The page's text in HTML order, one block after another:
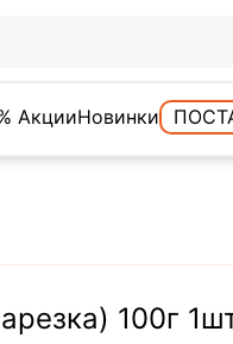
АкцииНовинки
100г